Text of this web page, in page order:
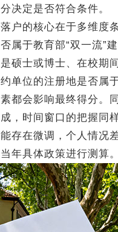
决定是否符合条件。
的核心在于多维度条
属于教育部“双一流”
硕士或博士、在校期
单位的注册地是否属
都会影响最终得分。
，时间窗口的把握同
存在微调，个人情况
年具体政策进行测算。